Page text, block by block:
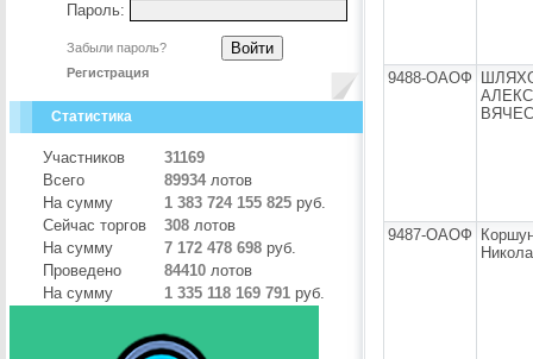
Пароль:
Забыли пароль?
Регистрация
Статистика
Участников
31169
Всего
89934 лотов
На сумму
1 383 724 155 825 руб.
Сейчас торгов
308 лотов
На сумму
7 172 478 698 руб.
Проведено
84410 лотов
На сумму
1 335 118 169 791 руб.
9488-ОАОФ
9487-ОАОФ